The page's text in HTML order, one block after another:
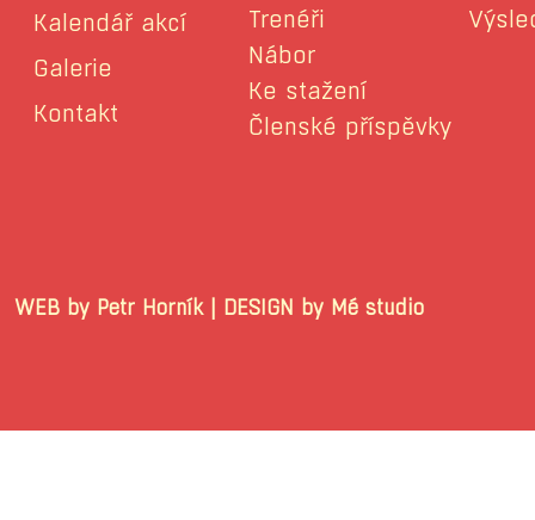
Kalendář akcí
Galerie
Kontakt
Trenéři
Nábor
Ke stažení
Členské příspěvky
WEB by Petr Horník | DESIGN by Mé